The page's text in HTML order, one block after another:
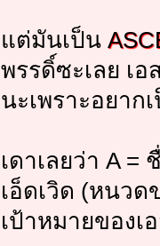
แต่มันเป็น
พรรดิ์ซะเลย เ
นะเพราะอยาก
เดาเลยว่า A
เอ็ดเวิด (หนว
เป้าหมายของเ